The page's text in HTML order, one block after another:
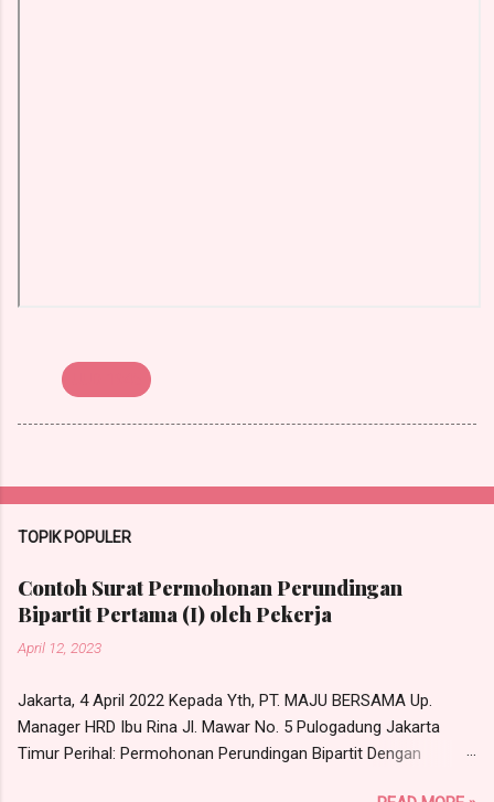
TOPIK POPULER
Contoh Surat Permohonan Perundingan
Bipartit Pertama (I) oleh Pekerja
April 12, 2023
Jakarta, 4 April 2022 Kepada Yth, PT. MAJU BERSAMA Up.
Manager HRD Ibu Rina Jl. Mawar No. 5 Pulogadung Jakarta
Timur Perihal: Permohonan Perundingan Bipartit Dengan